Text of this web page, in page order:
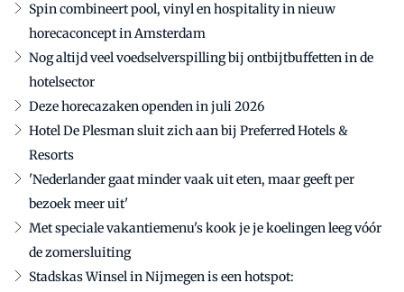
Spin combineert pool, vinyl en hospitality in nieuw
horecaconcept in Amsterdam
Nog altijd veel voedselverspilling bij ontbijtbuffetten in de
hotelsector
Deze horecazaken openden in juli 2026
Hotel De Plesman sluit zich aan bij Preferred Hotels &
Resorts
'Nederlander gaat minder vaak uit eten, maar geeft per
bezoek meer uit'
Met speciale vakantiemenu's kook je je koelingen leeg vóór
de zomersluiting
Stadskas Winsel in Nijmegen is een hotspot: